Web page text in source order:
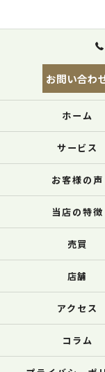
お問い合わ
ホーム
サービス
お客様の声
当店の特徴
売買
店舗
アクセス
コラム